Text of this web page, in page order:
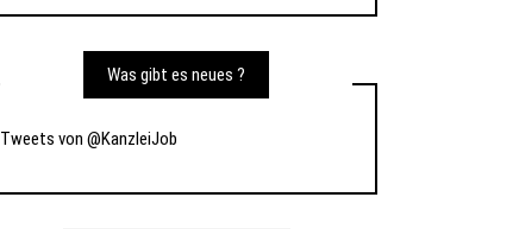
Was gibt es neues ?
Tweets von @KanzleiJob